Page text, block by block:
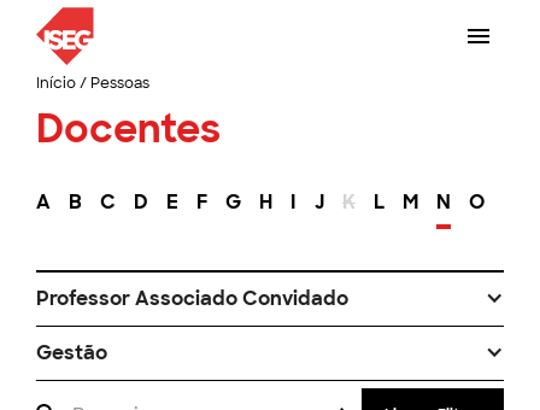
Início/ Pessoas
Docentes
A B C D E F G H I J K L M N O
Professor Associado Convidado
Gestão